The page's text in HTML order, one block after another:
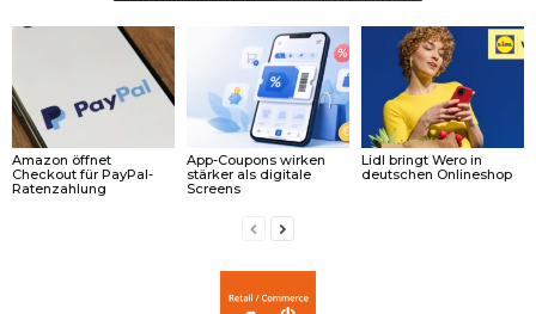
Amazon öffnet
Checkout für PayPal-
Ratenzahlung
App-Coupons wirken
stärker als digitale
Screens
Lidl bringt Wero in
deutschen Onlineshop